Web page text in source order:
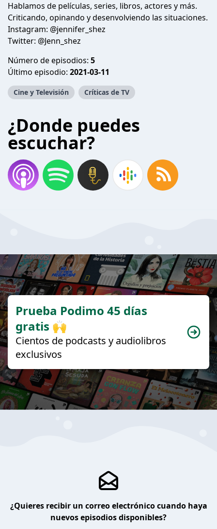
Hablamos de películas, series, libros, actores y más.
Criticando, opinando y desenvolviendo las situaciones.
Instagram: @jennifer_shez
Twitter: @Jenn_shez
Número de episodios: 5
Último episodio: 2021-03-11
Cine y Televisión Críticas de TV
¿Donde puedes
escuchar?
Prueba Podimo 45 días
gratis 🙌
Cientos de podcasts y audiolibros
exclusivos
¿Quieres recibir un correo electrónico cuando haya
nuevos episodios disponibles?